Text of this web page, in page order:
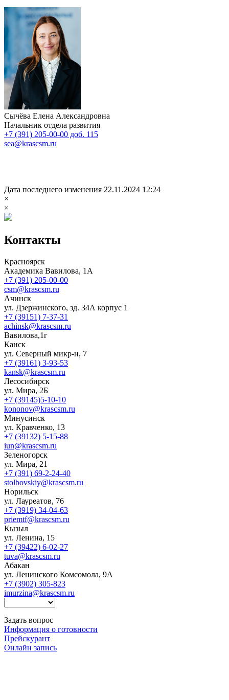
Сычёва Елена Александровна
Начальник отдела развития
+7 (391) 205-00-00 доб. 115
sea@krascsm.ru
Дата последнего изменения 22.11.2024 12:24
×
×
Контакты
Красноярск
Академика Вавилова, 1А
+7 (391) 205-00-00
csm@krascsm.ru
Ачинск
ул. Дзержинского, зд. 34А корпус 1
+7 (39151) 7-37-31
achinsk@krascsm.ru
Вавилова,1г
Канск
ул. Северный микр-н, 7
+7 (39161) 3-93-53
kansk@krascsm.ru
Лесосибирск
ул. Мира, 2Б
+7 (39145)5-10-10
kononov@krascsm.ru
Минусинск
ул. Кравченко, 13
+7 (39132) 5-15-88
iun@krascsm.ru
Зеленогорск
ул. Мира, 21
+7 (391) 69-2-24-40
stolbovskiy@krascsm.ru
Норильск
ул. Лауреатов, 76
+7 (3919) 34-04-63
priemtf@krascsm.ru
Кызыл
ул. Ленина, 15
+7 (39422) 6-02-27
tuva@krascsm.ru
Абакан
ул. Ленинского Комсомола, 9А
+7 (3902) 305-823
imurzina@krascsm.ru
Задать вопрос
Информация о готовности
Прейскурант
Онлайн запись